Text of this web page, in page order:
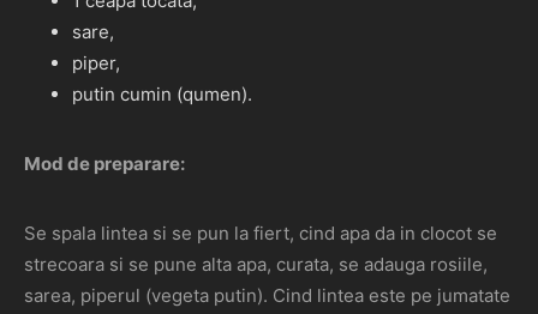
sare,
piper,
putin cumin (qumen).
Mod de preparare:
Se spala lintea si se pun la fiert, cind apa da in clocot se
strecoara si se pune alta apa, curata, se adauga rosiile,
sarea, piperul (vegeta putin). Cind lintea este pe jumatate